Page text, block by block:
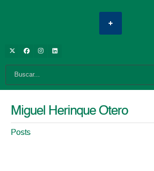
Miguel Herinque Otero
Posts